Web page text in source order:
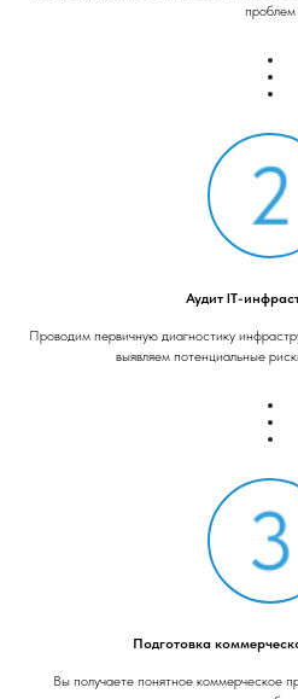
проблем
Аудит IT-
Проводим первичную диагностику
выявляем потенциальные
Подготовка
Вы получаете понятное коммерческое